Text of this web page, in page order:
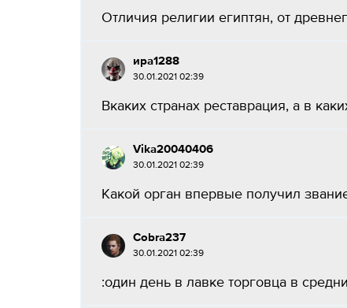
Отличия религии египтян, от
ира1288
30.01.2021 02:39
Вкаких странах реставрация, а в
Vika20040406
30.01.2021 02:39
Какой орган впервые получил
Cobra237
30.01.2021 02:39
:один день в лавке торговца в